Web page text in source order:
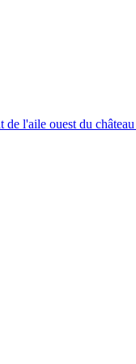
de l'aile ouest du